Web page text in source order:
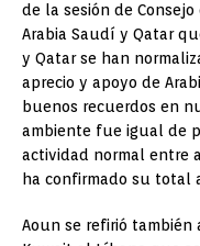
de la sesión de
Arabia Saudí y Qatar
y Qatar se han
aprecio y apoyo de
buenos recuerdos en
ambiente fue igual de
actividad normal entre
ha confirmado su total
Aoun se refirió